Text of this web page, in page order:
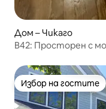
Дом – Чикаго
B42: Просторен с
Избор на гостите
Избор на гостите